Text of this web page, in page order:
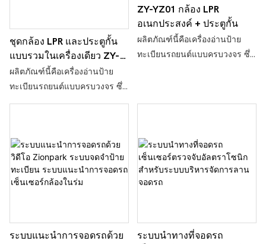
ชุดกล้อง LPR และประตูกั้น
แบบรวมในเครื่องเดียว ZY-
YZ02
ผลิตภัณฑ์นี้คือเครื่องอ่านป้าย
ทะเบียนรถยนต์แบบครบวงจร ซึ่ง
ได้รับการพัฒนาและปรับปรุง
อุปกรณ์นี้ติดตั้งง่าย ปรับตัวเข้ากับ
สภาพแวดล้อมได้ดี และคุ้มค่า ได้
รับความนิยมอย่างมากจากลูกค้า
อย่างแพร่หลายในหน่วยงาน
ราชการ องค์กรและสถาบัน
ZY-YZ01 กล้อง LPR
อเนกประสงค์ + ประตูกั้น
ผลิตภัณฑ์นี้คือเครื่องอ่านป้าย
ทะเบียนรถยนต์แบบครบวงจร ซึ่ง
ระบบแนะนำการจอดรถด้วย
ระบบนำทางที่จอดรถ